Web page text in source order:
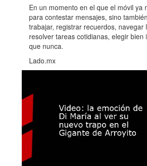
En un momento en el que el móvil ya
para contestar mensajes, sino
trabajar, registrar recuerdos, navegar
resolver tareas cotidianas, elegir bien
que nunca.
Lado.mx